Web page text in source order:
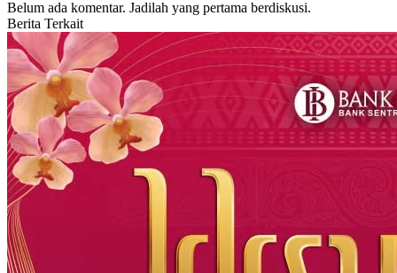
Belum ada komentar. Jadilah yang pertama berdiskusi.
Berita Terkait